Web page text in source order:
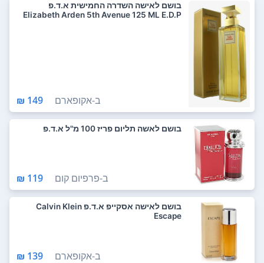
בושם לאישה השדרה החמישית א.ד.פ
Elizabeth Arden 5th Avenue 125 ML E.D.P
ב-אקופארם 149 ₪
בושם לאשה תליום פריז 100 מ"ל א.ד.פ
ב-פרפיום קום 119 ₪
בושם לאישה אסקייפ א.ד.פ Calvin Klein
Escape
ב-אקופארם 139 ₪